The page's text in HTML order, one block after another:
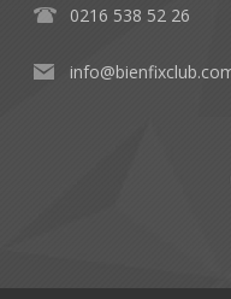
0216 538 52 26